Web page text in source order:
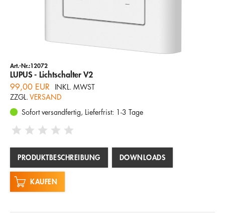
Art.-Nr.:12072
LUPUS - Lichtschalter V2
99,00 EUR
INKL. MWST
ZZGL. VERSAND
Sofort versandfertig, Lieferfrist: 1-3 Tage
PRODUKTBESCHREIBUNG DOWNLOADS
KAUFEN